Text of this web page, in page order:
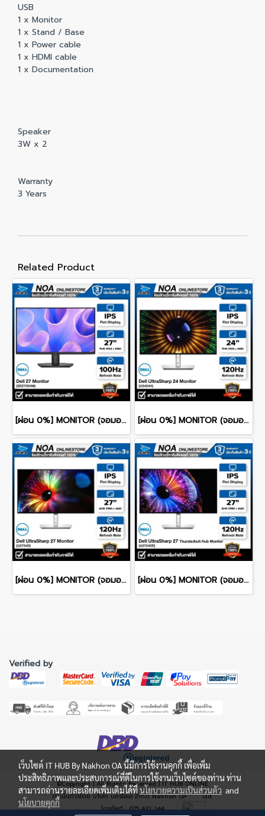
USB
1 x Monitor
1 x Stand / Base
1 x Power cable
1 x HDMI cable
1 x Documentation
Speaker
3W x 2
Warranty
3 Years
Related Product
[ผ่อน 0%] MONITOR (จอมอนิเตอร์) DELL 27 SE2725HM 27" FHD IPS 100Hz รับประกันศูนย์ไทย 3ปี [ผ่อน 0%] MONITOR (จอมอนิเตอร์) DELL ULTRASHARP 24 U2424H 24" FHD IPS 120Hz รับประกันศูนย์ไทย 3ปี
[ผ่อน 0%] MONITOR (จอมอนิเตอร์) DELL ULTRASHARP 27 U2724D 27" QHD IPS 120Hz รับประกันศูนย์ไทย 3ปี [ผ่อน 0%] MONITOR (จอมอนิเตอร์) DELL ULTRASHARP 27 U2724DE 27" QHD IPS 120Hz รับประกันศูนย์ไทย 3ปี
Verified by
©Copyright | All Rights Reserved | IT HUB ONLINE
ดำเนินการโดย บริษัท นครโอเอ จำกัด Nakhon OA Co., Ltd.
โทรศัพท์ : 075 432 244
เว็บไซต์ IT HUB By Nakhon OA นี้มีการใช้งานคุกกี้ เพื่อเพิ่ม
ประสิทธิภาพและประสบการณ์ที่ดีในการใช้งานเว็บไซต์ของท่าน ท่าน
สามารถอ่านรายละเอียดเพิ่มเติมได้ที่นโยบายความเป็นส่วนตัว and
นโยบายคุกกี้